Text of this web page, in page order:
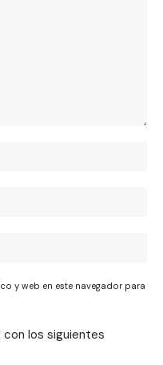
y web en este navegador para
los siguientes